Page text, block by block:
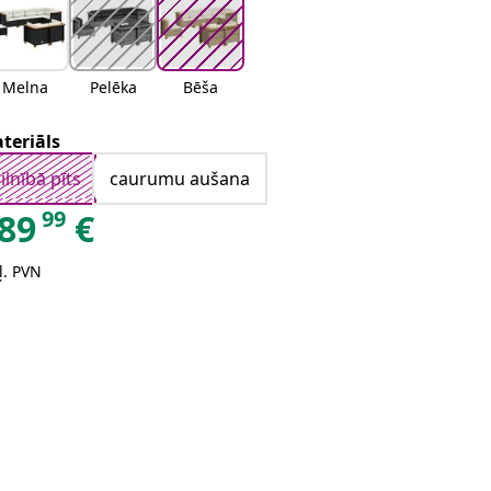
Melna Pelēka Bēša
pīts
caurumu aušana
99 €
PVN